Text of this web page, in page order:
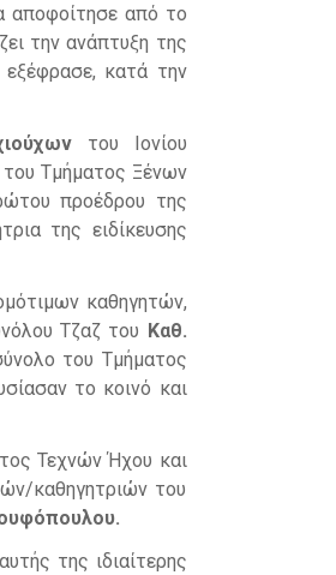
αποφοίτησε από το
την ανάπτυξη της
εξέφρασε, κατά την
του Ιονίου
Τμήματος Ξένων
προέδρου της
της ειδίκευσης
καθηγητών,
Τζαζ του Καθ.
του Τμήματος
το κοινό και
Τεχνών Ήχου και
καθηγητριών του
της ιδιαίτερης